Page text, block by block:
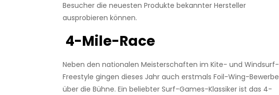
Besucher die neuesten Produkte bekannter Hersteller
ausprobieren können.
4-Mile-Race
Neben den nationalen Meisterschaften im Kite- und Windsurf-
Freestyle gingen dieses Jahr auch erstmals Foil-Wing-Bewerbe
über die Bühne. Ein beliebter Surf-Games-Klassiker ist das 4-